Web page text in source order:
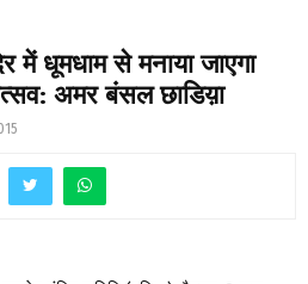
में धूमधाम से मनाया जाएगा
अमर बंसल छाडिय़ा